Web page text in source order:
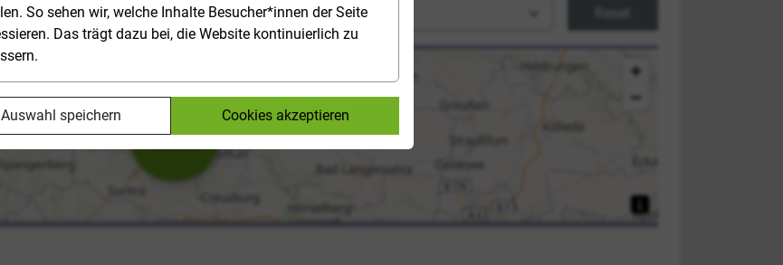
So sehen wir, welche Inhalte Besucher*innen der Seite
Das trägt dazu bei, die Website kontinuierlich zu
Auswahl speichern Cookies akzeptieren
419
Legende öffnen